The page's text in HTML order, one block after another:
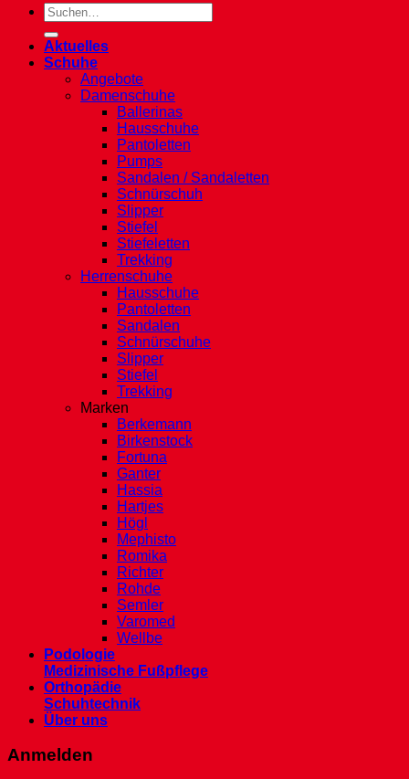
Suche
nach:
Aktuelles
Schuhe
Angebote
Damenschuhe
Ballerinas
Hausschuhe
Pantoletten
Pumps
Sandalen / Sandaletten
Schnürschuh
Slipper
Stiefel
Stiefeletten
Trekking
Herrenschuhe
Hausschuhe
Pantoletten
Sandalen
Schnürschuhe
Slipper
Stiefel
Trekking
Marken
Berkemann
Birkenstock
Fortuna
Ganter
Hassia
Hartjes
Högl
Mephisto
Romika
Richter
Rohde
Semler
Varomed
Wellbe
Podologie
Medizinische Fußpflege
Orthopädie
Schuhtechnik
Über uns
Anmelden